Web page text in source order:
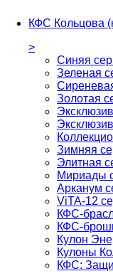
КФС Кольцова
>
Синяя
Зеленая
Золотая
Зимняя
Элитная
Мириады
Арканум
ViTA-12
КФС-
КФС-
Кулон
Кулоны
КФС: